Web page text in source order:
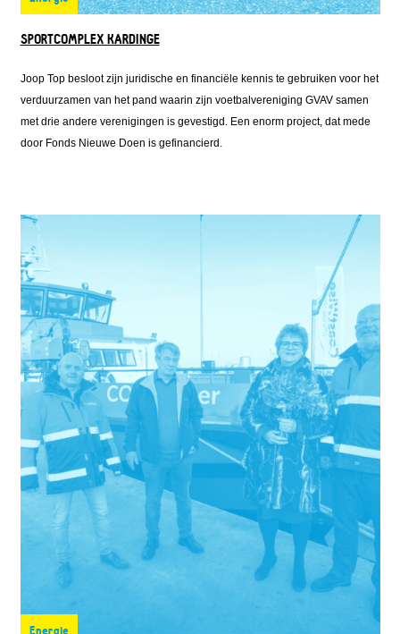
SPORTCOMPLEX KARDINGE
Joop Top besloot zijn juridische en financiële kennis te gebruiken voor het
verduurzamen van het pand waarin zijn voetbalvereniging GVAV samen
met drie andere verenigingen is gevestigd. Een enorm project, dat mede
door Fonds Nieuwe Doen is gefinancierd.
Energie